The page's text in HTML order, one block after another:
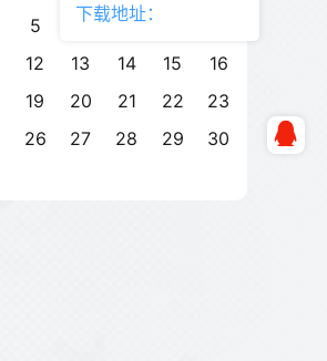
下载地址：
5 6 7
12 13 14 15
16
19 20 21 22
23
26 27 28 29
30